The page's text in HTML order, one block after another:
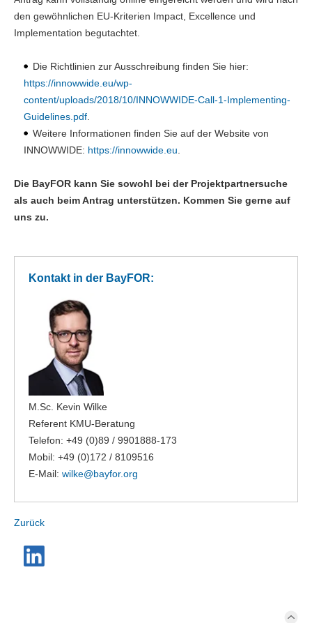
den gewöhnlichen EU-Kriterien Impact, Excellence und
Implementation begutachtet.
Die Richtlinien zur Ausschreibung finden Sie hier:
https://innowwide.eu/wp-
content/uploads/2018/10/INNOWWIDE-Call-1-Implementing-
Guidelines.pdf.
Weitere Informationen finden Sie auf der Website von
INNOWWIDE: https://innowwide.eu.
Die BayFOR kann Sie sowohl bei der Projektpartnersuche
als auch beim Antrag unterstützen. Kommen Sie gerne auf
uns zu.
Kontakt in der BayFOR:
M.Sc. Kevin Wilke
Referent KMU-Beratung
Telefon: +49 (0)89 / 9901888-173
Mobil: +49 (0)172 / 8109516
E-Mail: wilke@bayfor.org
Zurück